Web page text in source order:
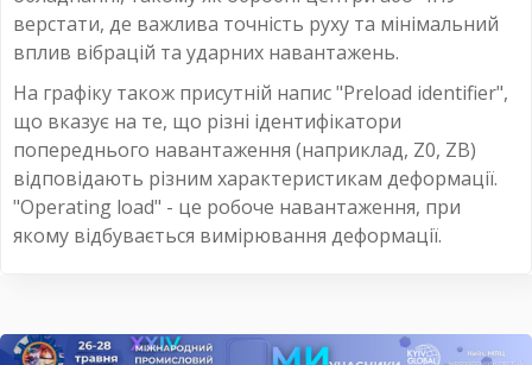
верстати, де важлива точність руху та мінімальний
вплив вібрацій та ударних навантажень.
На графіку також присутній напис "Preload identifier",
що вказує на те, що різні ідентифікатори
попереднього навантаження (наприклад, Z0, ZB)
відповідають різним характеристикам деформації.
"Operating load" - це робоче навантаження, при
якому відбувається вимірювання деформації.